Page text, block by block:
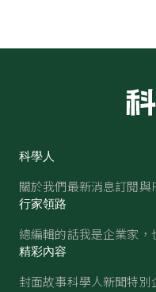
科學人
關於我們最新消息訂閱與
行家領路
總編輯的話我是企業家，
精彩內容
封面故事科學人新聞特別